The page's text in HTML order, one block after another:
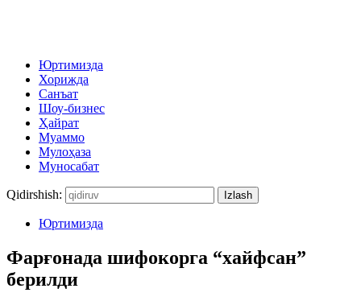
Юртимизда
Хорижда
Санъат
Шоу-бизнес
Ҳайрат
Муаммо
Мулоҳаза
Муносабат
Qidirshish:
Юртимизда
Фарғонада шифокорга “хайфсан”
берилди